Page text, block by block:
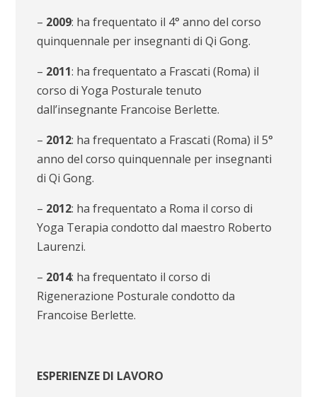
– 2009: ha frequentato il 4° anno del corso
quinquennale per insegnanti di Qi Gong.
– 2011: ha frequentato a Frascati (Roma) il
corso di Yoga Posturale tenuto
dall’insegnante Francoise Berlette.
– 2012: ha frequentato a Frascati (Roma) il 5°
anno del corso quinquennale per insegnanti
di Qi Gong.
– 2012: ha frequentato a Roma il corso di
Yoga Terapia condotto dal maestro Roberto
Laurenzi.
– 2014: ha frequentato il corso di
Rigenerazione Posturale condotto da
Francoise Berlette.
ESPERIENZE DI LAVORO